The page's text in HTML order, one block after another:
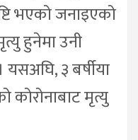
भएको जनाइएको
हुनेमा उनी
३ बर्षीया
कोरोनाबाट मृत्यु